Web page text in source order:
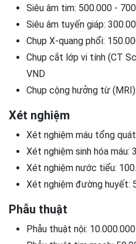
Siêu âm tim: 500.000 -
Siêu âm tuyến giáp:
Chụp X-quang phổi:
Chụp cắt lớp vi tính (CT
VND
Chụp cộng hưởng từ
Xét nghiệm
Xét nghiệm máu tổng
Xét nghiệm sinh hóa máu:
Xét nghiệm nước tiểu:
Xét nghiệm đường huyết:
Phẫu thuật
Phẫu thuật nội: